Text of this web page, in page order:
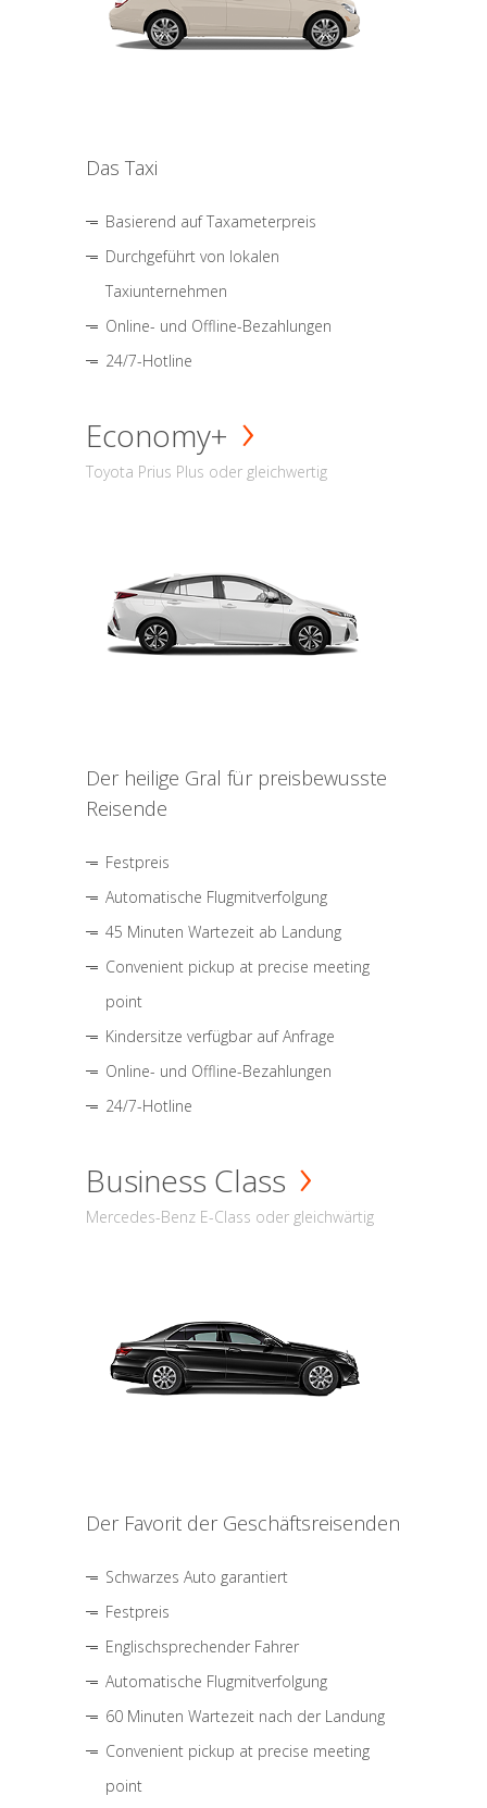
Das Taxi
Basierend auf Taxameterpreis
Durchgeführt von lokalen
Taxiunternehmen
Online- und Offline-Bezahlungen
24/7-Hotline
Economy+
Toyota Prius Plus oder gleichwertig
Der heilige Gral für preisbewusste
Reisende
Festpreis
Automatische Flugmitverfolgung
45 Minuten Wartezeit ab Landung
Convenient pickup at precise meeting
point
Kindersitze verfügbar auf Anfrage
Online- und Offline-Bezahlungen
24/7-Hotline
Business Class
Mercedes-Benz E-Class oder gleichwärtig
Der Favorit der Geschäftsreisenden
Schwarzes Auto garantiert
Festpreis
Englischsprechender Fahrer
Automatische Flugmitverfolgung
60 Minuten Wartezeit nach der Landung
Convenient pickup at precise meeting
point